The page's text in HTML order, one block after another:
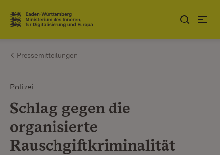
Zum Inhalt springen
Link zur Startseite
Pressemitteilungen
Polizei
Schlag gegen die
organisierte
Rauschgiftkriminalität